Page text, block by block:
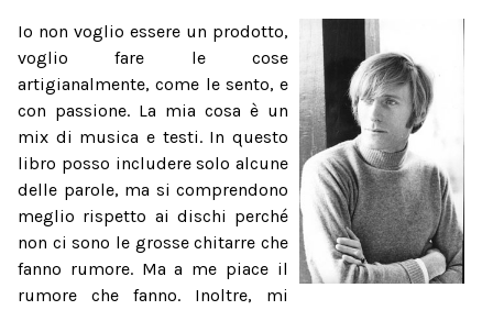
Io non voglio essere un prodotto,
voglio fare le cose
artigianalmente, come le sento, e
con passione. La mia cosa è un
mix di musica e testi. In questo
libro posso includere solo alcune
delle parole, ma si comprendono
meglio rispetto ai dischi perché
non ci sono le grosse chitarre che
fanno rumore. Ma a me piace il
rumore che fanno. Inoltre, mi